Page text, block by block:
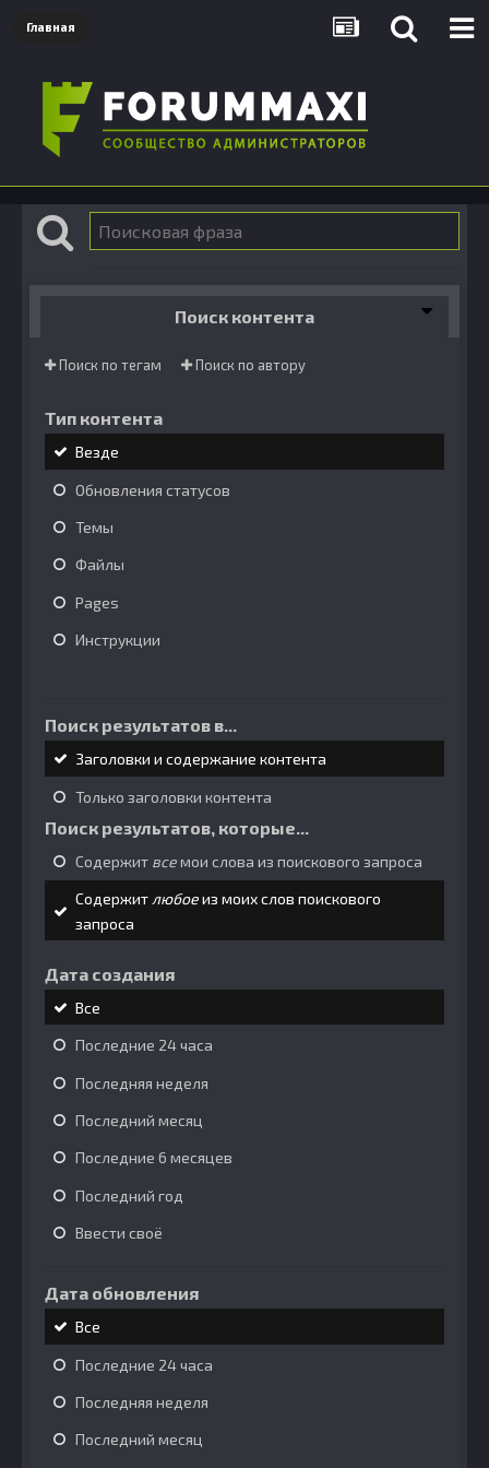
Главная
Поиск контента
Поиск по тегам Поиск по автору
Тип контента
Везде
Обновления статусов
Темы
Файлы
Pages
Инструкции
Поиск результатов в...
Заголовки и содержание контента
Только заголовки контента
Поиск результатов, которые...
Содержит всемои слова из поискового запроса
Содержитлюбоеиз моих слов поискового
запроса
Дата создания
Все
Последние 24 часа
Последняя неделя
Последний месяц
Последние 6 месяцев
Последний год
Ввести своё
Дата обновления
Все
Последние 24 часа
Последняя неделя
Последний месяц